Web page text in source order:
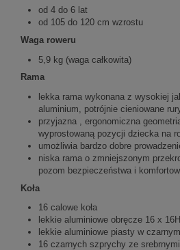
od 4 do 6 lat
od 105 do 120 cm wzrostu
Waga roweru
5,9 kg (waga całkowita)
Rama
lekka rama wykonana z wysokiej
aluminium, potrójnie cieniowane
przyjazna , ergonomiczna
wyprostowaną pozycji dziecka na
umożliwia bardzo dobre
niska rama o zmniejszonym
pozom bezpieczeństwa i
Koła
16 calowe koła
lekkie aluminiowe obręcze 16 x
lekkie aluminiowe piasty w
16 czarnych szprychy ze